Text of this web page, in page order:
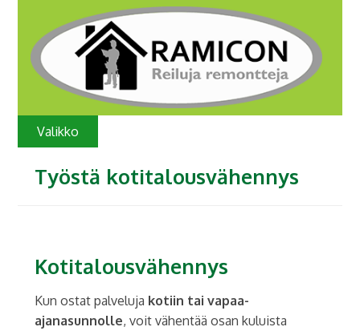
Valikko
Työstä kotitalousvähennys
Kotitalousvähennys
Kun ostat palveluja kotiin tai vapaa-
ajanasunnolle, voit vähentää osan kuluista